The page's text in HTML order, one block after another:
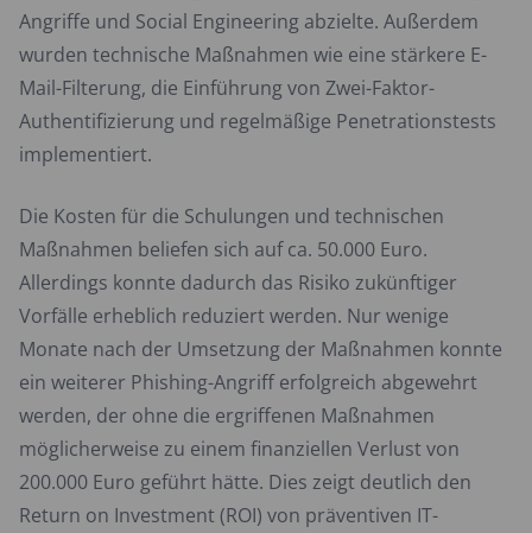
Angriffe und Social Engineering abzielte. Außerdem
wurden technische Maßnahmen wie eine stärkere E-
Mail-Filterung, die Einführung von Zwei-Faktor-
Authentifizierung und regelmäßige Penetrationstests
implementiert.
Die Kosten für die Schulungen und technischen
Maßnahmen beliefen sich auf ca. 50.000 Euro.
Allerdings konnte dadurch das Risiko zukünftiger
Vorfälle erheblich reduziert werden. Nur wenige
Monate nach der Umsetzung der Maßnahmen konnte
ein weiterer Phishing-Angriff erfolgreich abgewehrt
werden, der ohne die ergriffenen Maßnahmen
möglicherweise zu einem finanziellen Verlust von
200.000 Euro geführt hätte. Dies zeigt deutlich den
Return on Investment (ROI) von präventiven IT-